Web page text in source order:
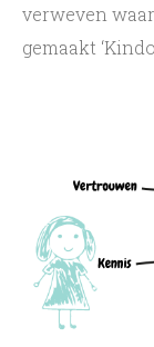
verweven
gemaakt